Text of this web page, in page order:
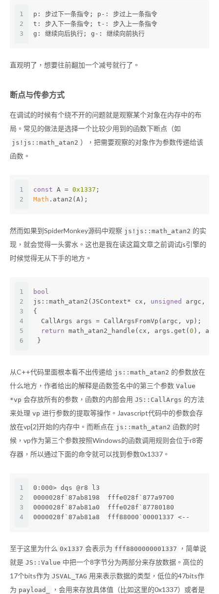
1
2
3
p: 步过下一条指令; p-: 步过上一条指令
t: 步入下一条指令; t-: 步入上一条指令
g: 继续向后执行; g-: 继续向前执行
直观明了，想要往前翻加一个减号就行了。
断点与传参方式
在调试的时候有个绕不开的问题就是观察某个对象在内存中的布
局。常见的做法是选择一个比较少用到的函数下断点（如
js!js::math_atan2 ），把需要观察的对象作为参数传递给该
函数。
1
2
const A = 0x1337 ;
Math .atan2(A);
然而如果到SpiderMonkey源码中观察 js!js::math_atan2 的实
现，就会觉得一头雾水。这也是我在读这篇文章之前调试js引擎的
时候觉得无从下手的地方。
1
2
3
4
5
6
bool
js::math_atan2(JSContext* cx, unsigned
argc,
{
  CallArgs args = CallArgsFromVp(argc, vp);
return math_atan2_handle(cx, args.get( 0 ),
}
从C++代码里面根本看不出传递给 js::math_atan2 的参数放在
什么地方，作者给出的解释是函数签名中的第三个参数 Value
*vp 会存放所有的参数，函数的内部会用 JS::CallArgs 的方法
来处理 vp 进行参数的提取等操作。Javascript代码中的参数会存
放在vp[2]开始的内存中。而断点在 js::math_atan2 函数的时
候，vp作为第三个参数按照Windows的函数调用规则会位于r8寄
存器，所以通过下面的命令就可以找到参数0x1337。
1
2
3
4
0:000> dqs @r8 l3
0000028f`87ab8198  fffe028f`877a9700
0000028f`87ab81a0  fffe028f`87780180
0000028f`87ab81a8  fff88000`00001337 <--
至于这里为什么 0x1337 会表示为 fff8800000001337
，简单说
就是 JS::Value 中把一个8字节分为两部分来存放数据。高位的
17个bits作为 JSVAL_TAG 用来表示数据的类型，低位的47bits作
为 payload_
，会用来存放具体值（比如这里的0x1337）或者是